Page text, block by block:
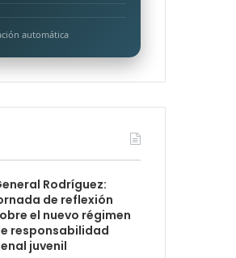
automática
Rodríguez:
de reflexión
el nuevo régimen
responsabilidad
juvenil